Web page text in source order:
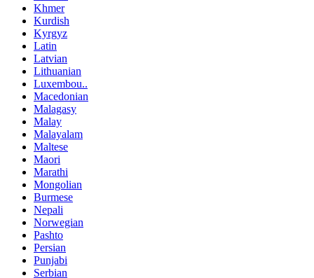
Khmer
Kurdish
Kyrgyz
Latin
Latvian
Lithuanian
Luxembou..
Macedonian
Malagasy
Malay
Malayalam
Maltese
Maori
Marathi
Mongolian
Burmese
Nepali
Norwegian
Pashto
Persian
Punjabi
Serbian